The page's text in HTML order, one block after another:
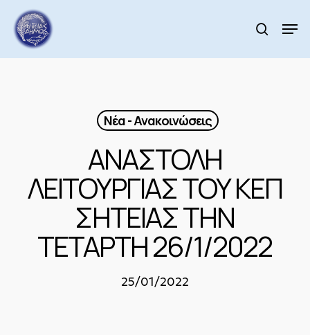
main
content
search
Νέα - Ανακοινώσεις
ΑΝΑΣΤΟΛΗ
ΛΕΙΤΟΥΡΓΙΑΣ ΤΟΥ ΚΕΠ
ΣΗΤΕΙΑΣ ΤΗΝ
ΤΕΤΑΡΤΗ 26/1/2022
25/01/2022
Menu